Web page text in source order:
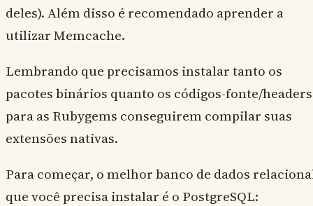
deles). Além disso é recomendado aprender a
utilizar Memcache.
Lembrando que precisamos instalar tanto os
pacotes binários quanto os códigos-fonte/headers
para as Rubygems conseguirem compilar suas
extensões nativas.
Para começar, o melhor banco de dados
que você precisa instalar é o PostgreSQL: